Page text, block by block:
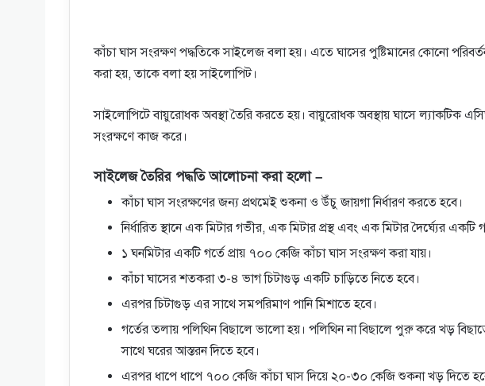
কাঁচা ঘাস সংরক্ষণ পদ্ধতিকে সাইলেজ বলা হয়। এতে ঘাসের পুষ্টিমানের কোনো পরিবর্তন
করা হয়, তাকে বলা হয় সাইলোপিট।
সাইলোপিটে বায়ুরোধক অবস্থা তৈরি করতে হয়। বায়ুরোধক অবস্থায় ঘাসে ল্যাকটিক
সংরক্ষণে কাজ করে।
সাইলেজ তৈরির পদ্ধতি আলোচনা করা হলো –
কাঁচা ঘাস সংরক্ষণের জন্য প্রথমেই শুকনা ও উঁচু জায়গা নির্ধারণ করতে হবে।
নির্ধারিত স্থানে এক মিটার গভীর, এক মিটার প্রস্থ এবং এক মিটার দৈর্ঘ্যের একটি
১ ঘনমিটার একটি গর্তে প্রায় ৭০০ কেজি কাঁচা ঘাস সংরক্ষণ করা যায়।
কাঁচা ঘাসের শতকরা ৩-৪ ভাগ চিটাগুড় একটি চাড়িতে নিতে হবে।
এরপর চিটাগুড় এর সাথে সমপরিমাণ পানি মিশাতে হবে।
গর্তের তলায় পলিথিন বিছালে ভালো হয়। পলিথিন না বিছালে পুরু করে খড়
সাথে ঘরের আস্তরন দিতে হবে।
এরপর ধাপে ধাপে ৭০০ কেজি কাঁচা ঘাস দিয়ে ২০-৩০ কেজি শুকনা খড় দিতে